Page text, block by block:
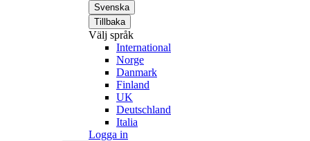
Svenska
Tillbaka
Välj språk
International
Norge
Danmark
Finland
UK
Deutschland
Italia
Logga in